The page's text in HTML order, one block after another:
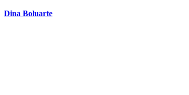
Dina Boluarte